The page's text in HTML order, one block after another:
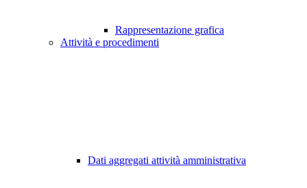
Rappresentazione grafica
Attività e procedimenti
Dati aggregati attività amministrativa